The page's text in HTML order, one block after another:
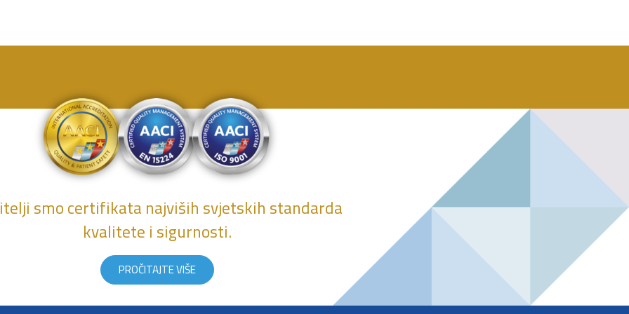
smo certifikata najviših svjetskih standarda
kvalitete i sigurnosti.
PROČITAJTE VIŠE